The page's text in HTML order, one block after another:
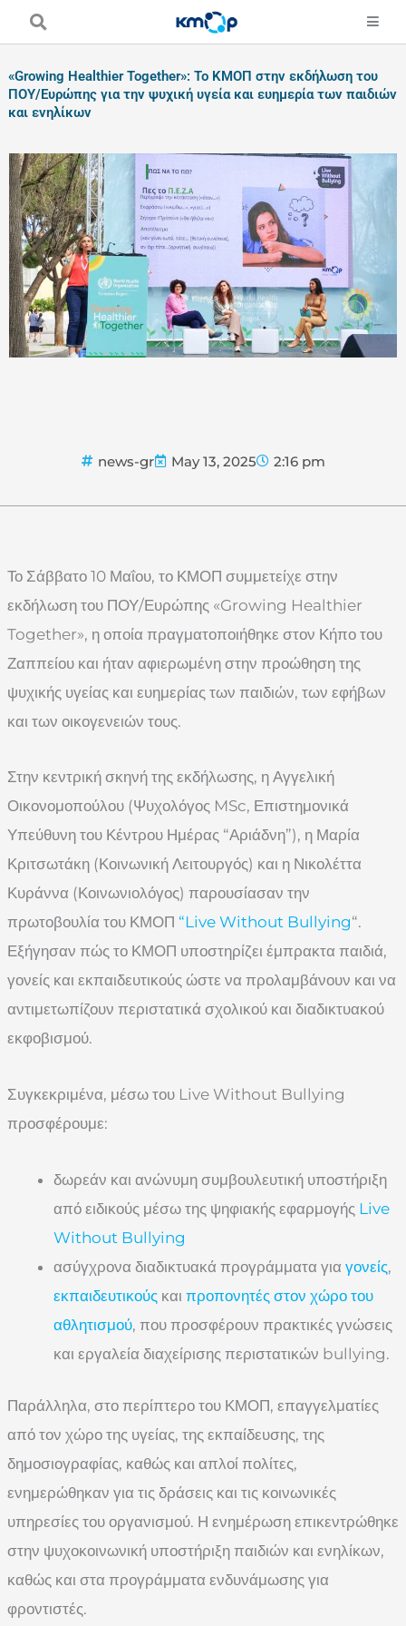
«Growing Healthier Together»: Το ΚΜΟΠ στην εκδήλωση του
ΠΟΥ/Ευρώπης για την ψυχική υγεία και ευημερία των παιδιών
και ενηλίκων
news-gr May 13, 2025 2:16 pm
Το Σάββατο 10 Μαΐου, το ΚΜΟΠ συμμετείχε στην
εκδήλωση του ΠΟΥ/Ευρώπης «Growing Healthier
Together», η οποία πραγματοποιήθηκε στον Κήπο του
Ζαππείου και ήταν αφιερωμένη στην προώθηση της
ψυχικής υγείας και ευημερίας των παιδιών, των εφήβων
και των οικογενειών τους.
Στην κεντρική σκηνή της εκδήλωσης, η Αγγελική
Οικονομοπούλου (Ψυχολόγος MSc, Επιστημονικά
Υπεύθυνη του Κέντρου Ημέρας “Αριάδνη”), η Μαρία
Κριτσωτάκη (Κοινωνική Λειτουργός) και η Νικολέττα
Κυράννα (Κοινωνιολόγος) παρουσίασαν την
πρωτοβουλία του ΚΜΟΠ “Live Without Bullying“.
Εξήγησαν πώς το ΚΜΟΠ υποστηρίζει έμπρακτα παιδιά,
γονείς και εκπαιδευτικούς ώστε να προλαμβάνουν και να
αντιμετωπίζουν περιστατικά σχολικού και διαδικτυακού
εκφοβισμού.
Συγκεκριμένα, μέσω του Live Without Bullying
προσφέρουμε:
δωρεάν και ανώνυμη συμβουλευτική υποστήριξη
από ειδικούς μέσω της ψηφιακής εφαρμογής Live
Without Bullying
ασύγχρονα διαδικτυακά προγράμματα για γονείς,
εκπαιδευτικούς και προπονητές στον χώρο του
αθλητισμού, που προσφέρουν πρακτικές γνώσεις
και εργαλεία διαχείρισης περιστατικών bullying.
Παράλληλα, στο περίπτερο του ΚΜΟΠ, επαγγελματίες
από τον χώρο της υγείας, της εκπαίδευσης, της
δημοσιογραφίας, καθώς και απλοί πολίτες,
ενημερώθηκαν για τις δράσεις και τις κοινωνικές
υπηρεσίες του οργανισμού. Η ενημέρωση επικεντρώθηκε
στην ψυχοκοινωνική υποστήριξη παιδιών και ενηλίκων,
καθώς και στα προγράμματα ενδυνάμωσης για
φροντιστές.